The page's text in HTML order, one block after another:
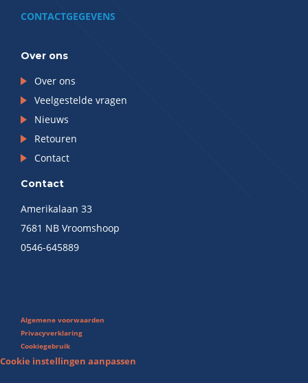
CONTACTGEGEVENS
Over ons
Over ons
Veelgestelde vragen
Nieuws
Retouren
Contact
Contact
Amerikalaan 33
7681 NB Vroomshoop
0546-645889
Algemene voorwaarden
Privacyverklaring
Cookiegebruik
Cookie instellingen aanpassen